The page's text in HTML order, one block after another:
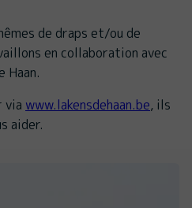
de draps et/ou de
en collaboration avec
Haan.
via www.lakensdehaan.be, ils
aider.